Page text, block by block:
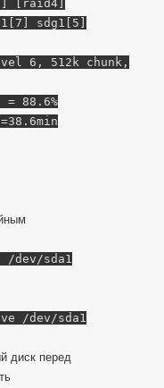
[raid4]
sdg1[5]
6, 512k chunk,
= 88.6%
/dev/sda1
/dev/sda1
диск перед